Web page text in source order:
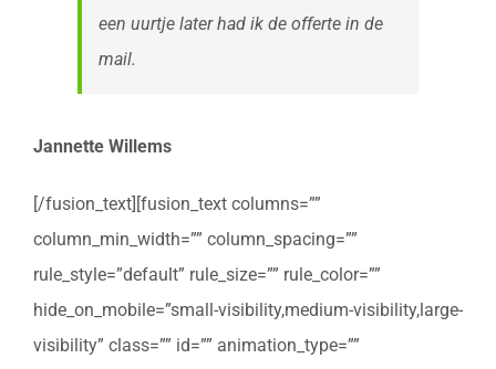
een uurtje later had ik de offerte in de
mail.
Jannette Willems
[/fusion_text][fusion_text columns=””
column_min_width=”” column_spacing=””
rule_style=”default” rule_size=”” rule_color=””
hide_on_mobile=”small-visibility,medium-visibility,large-
visibility” class=”” id=”” animation_type=””